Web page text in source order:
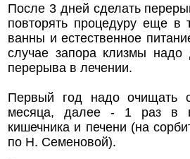
После 3 дней сделать
повторять процедуру еще в
ванны и естественное
случае запора клизмы
перерыва в лечении.
Первый год надо очищать
месяца, далее - 1 раз в
кишечника и печени (на
по Н. Семеновой).